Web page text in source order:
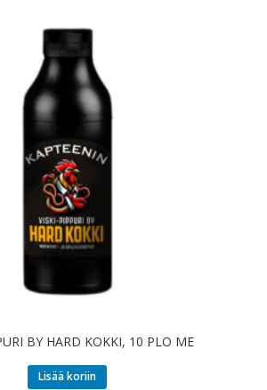
BY HARD KOKKI, 10 PLO ME
Lisää koriin